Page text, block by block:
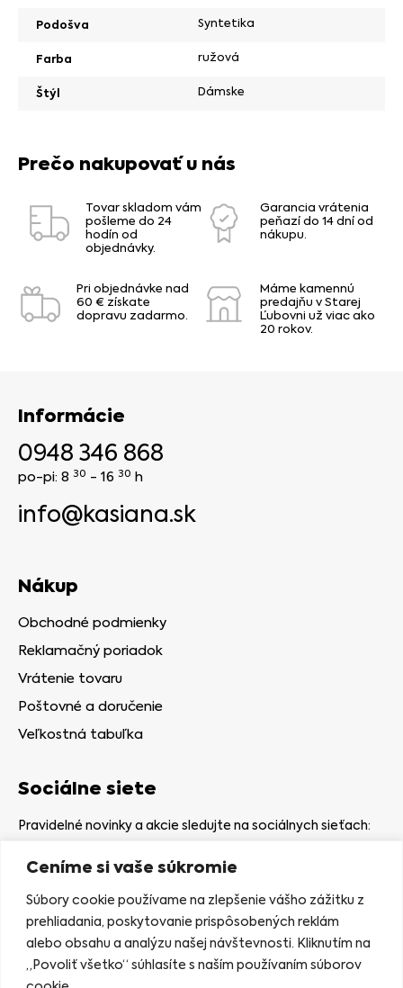
Ceníme si vaše súkromie
Súbory cookie používame na zlepšenie vášho zážitku z
prehliadania, poskytovanie prispôsobených reklám
alebo obsahu a analýzu našej návštevnosti. Kliknutím na
„Povoliť všetko“ súhlasíte s naším používaním súborov
Podošva Syntetika
Farba ružová
Štýl Dámske
Prečo nakupovať u nás
Tovar skladom vám
pošleme do 24
hodín od
objednávky.
Garancia vrátenia
peňazí do 14 dní od
nákupu.
Pri objednávke nad
60 € získate
dopravu zadarmo.
Máme kamennú
predajňu v Starej
Ľubovni už viac ako
20 rokov.
Informácie
0948 346 868
po-pi: 8 30 - 16 30 h
info@kasiana.sk
Nákup
Obchodné podmienky
Reklamačný poriadok
Vrátenie tovaru
Poštovné a doručenie
Veľkostná tabuľka
Sociálne siete
Pravidelné novinky a akcie sledujte na sociálnych sieťach:
Kamenná predajňa